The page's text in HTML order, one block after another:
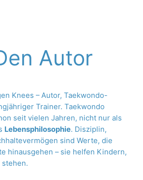
Autor
Knees – Autor, Taekwondo-
Trainer. Taekwondo
seit vielen Jahren, nicht nur als
Lebensphilosophie. Disziplin,
sind Werte, die
hinausgehen – sie helfen Kindern,
stehen.